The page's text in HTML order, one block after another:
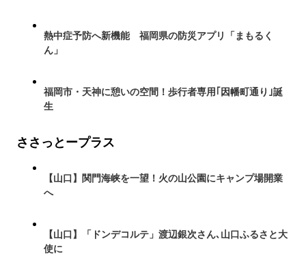
熱中症予防へ新機能 福岡県の防災アプリ「まもるく
ん」
福岡市・天神に憩いの空間！歩行者専用｢因幡町通り｣誕
生
ささっとープラス
【山口】関門海峡を一望！火の山公園にキャンプ場開業
へ
【山口】「ドンデコルテ」渡辺銀次さん､山口ふるさと大
使に